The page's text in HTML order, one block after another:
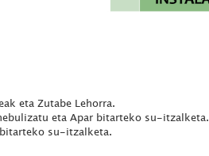
eta Zutabe Lehorra.
eta Apar bitarteko su-itzalketa.
bitarteko su-itzalketa.